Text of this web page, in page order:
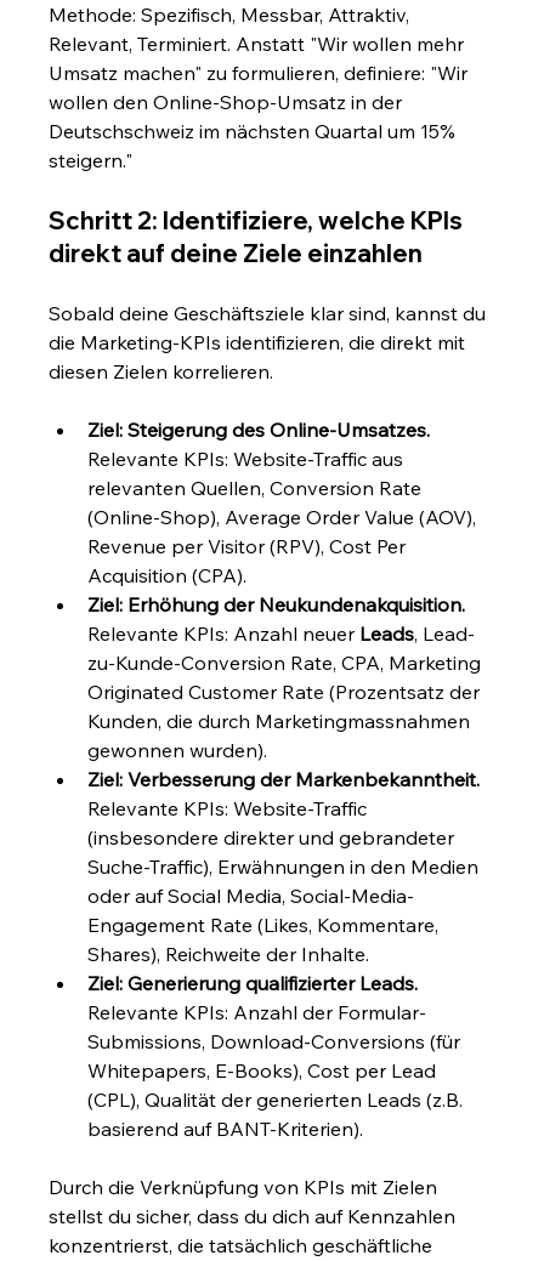
Methode: Spezifisch, Messbar, Attraktiv,
Relevant, Terminiert. Anstatt "Wir wollen mehr
Umsatz machen" zu formulieren, definiere: "Wir
wollen den Online-Shop-Umsatz in der
Deutschschweiz im nächsten Quartal um 15%
steigern."
Schritt 2: Identifiziere, welche KPIs
direkt auf deine Ziele einzahlen
Sobald deine Geschäftsziele klar sind, kannst du
die Marketing-KPIs identifizieren, die direkt mit
diesen Zielen korrelieren.
Ziel: Steigerung des Online-Umsatzes.
Relevante KPIs: Website-Traffic aus
relevanten Quellen, Conversion Rate
(Online-Shop), Average Order Value (AOV),
Revenue per Visitor (RPV), Cost Per
Acquisition (CPA).
Ziel: Erhöhung der Neukundenakquisition.
Relevante KPIs: Anzahl neuer Leads, Lead-
zu-Kunde-Conversion Rate, CPA, Marketing
Originated Customer Rate (Prozentsatz der
Kunden, die durch Marketingmassnahmen
gewonnen wurden).
Ziel: Verbesserung der Markenbekanntheit.
Relevante KPIs: Website-Traffic
(insbesondere direkter und gebrandeter
Suche-Traffic), Erwähnungen in den Medien
oder auf Social Media, Social-Media-
Engagement Rate (Likes, Kommentare,
Shares), Reichweite der Inhalte.
Ziel: Generierung qualifizierter Leads.
Relevante KPIs: Anzahl der Formular-
Submissions, Download-Conversions (für
Whitepapers, E-Books), Cost per Lead
(CPL), Qualität der generierten Leads (z.B.
basierend auf BANT-Kriterien).
Durch die Verknüpfung von KPIs mit Zielen
stellst du sicher, dass du dich auf Kennzahlen
konzentrierst, die tatsächlich geschäftliche